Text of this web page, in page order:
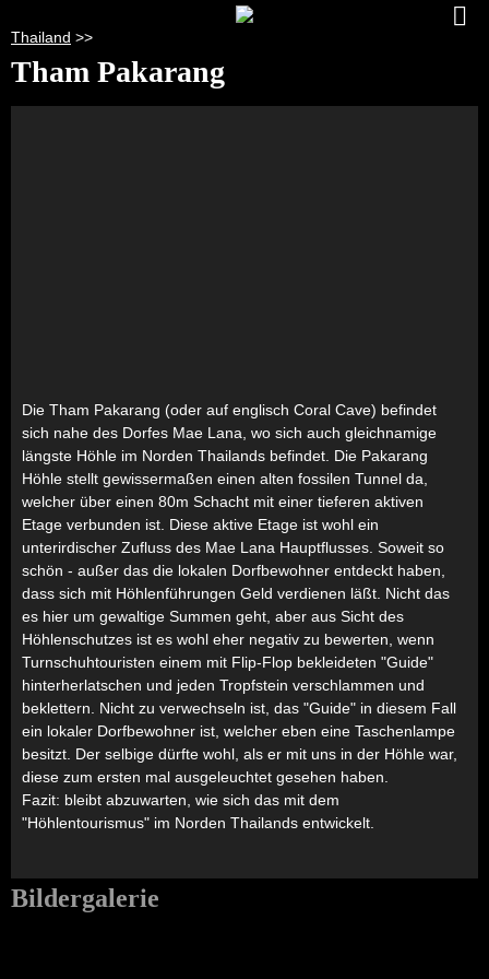
Thailand >>
Tham Pakarang
Die Tham Pakarang (oder auf englisch Coral Cave) befindet
sich nahe des Dorfes Mae Lana, wo sich auch gleichnamige
längste Höhle im Norden Thailands befindet. Die Pakarang
Höhle stellt gewissermaßen einen alten fossilen Tunnel da,
welcher über einen 80m Schacht mit einer tieferen aktiven
Etage verbunden ist. Diese aktive Etage ist wohl ein
unterirdischer Zufluss des Mae Lana Hauptflusses. Soweit so
schön - außer das die lokalen Dorfbewohner entdeckt haben,
dass sich mit Höhlenführungen Geld verdienen läßt. Nicht das
es hier um gewaltige Summen geht, aber aus Sicht des
Höhlenschutzes ist es wohl eher negativ zu bewerten, wenn
Turnschuhtouristen einem mit Flip-Flop bekleideten "Guide"
hinterherlatschen und jeden Tropfstein verschlammen und
beklettern. Nicht zu verwechseln ist, das "Guide" in diesem Fall
ein lokaler Dorfbewohner ist, welcher eben eine Taschenlampe
besitzt. Der selbige dürfte wohl, als er mit uns in der Höhle war,
diese zum ersten mal ausgeleuchtet gesehen haben.
Fazit: bleibt abzuwarten, wie sich das mit dem
"Höhlentourismus" im Norden Thailands entwickelt.
Bildergalerie